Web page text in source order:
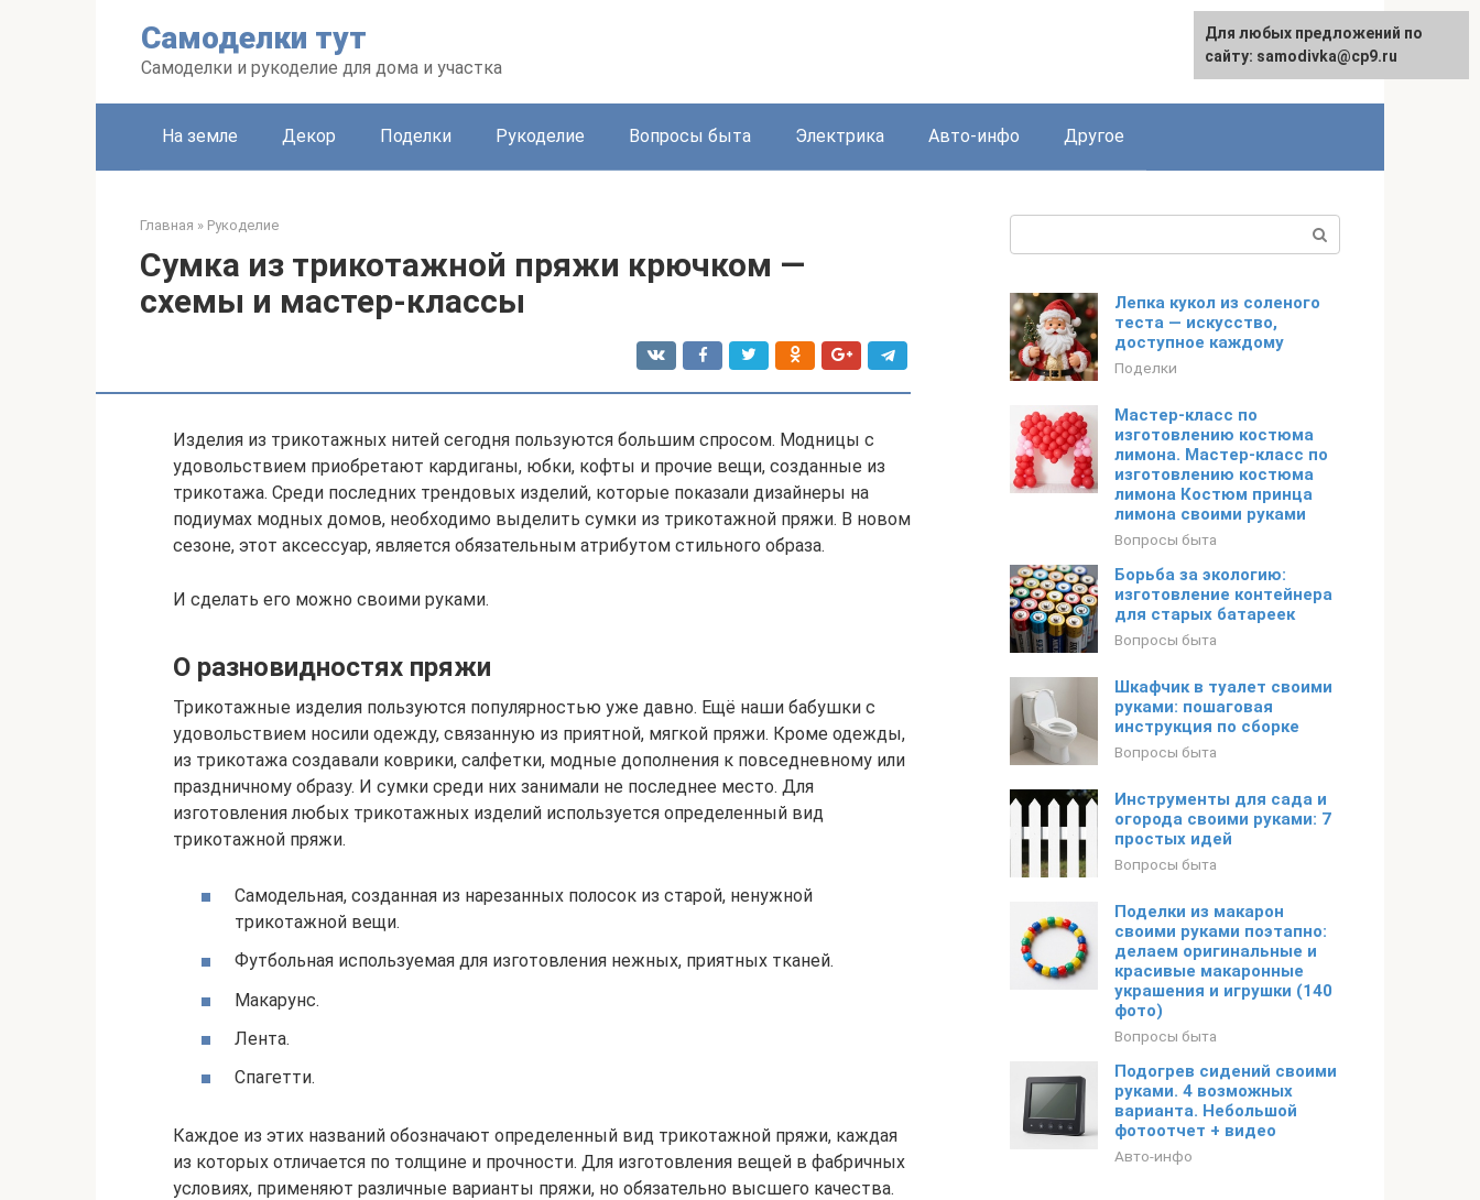
Самоделки тут
Самоделки и рукоделие для дома и участка
English
На земле Декор Поделки Рукоделие Вопросы быта Электрика Авто-инфо Другое
Главная » Рукоделие
Сумка из трикотажной пряжи крючком —
схемы и мастер-классы
Изделия из трикотажных нитей сегодня пользуются большим спросом. Модницы с
удовольствием приобретают кардиганы, юбки, кофты и прочие вещи, созданные из
трикотажа. Среди последних трендовых изделий, которые показали дизайнеры на
подиумах модных домов, необходимо выделить сумки из трикотажной пряжи. В новом
сезоне, этот аксессуар, является обязательным атрибутом стильного образа.
И сделать его можно своими руками.
О разновидностях пряжи
Трикотажные изделия пользуются популярностью уже давно. Ещё наши бабушки с
удовольствием носили одежду, связанную из приятной, мягкой пряжи. Кроме одежды,
из трикотажа создавали коврики, салфетки, модные дополнения к повседневному или
праздничному образу. И сумки среди них занимали не последнее место. Для
изготовления любых трикотажных изделий используется определенный вид
трикотажной пряжи.
Самодельная, созданная из нарезанных полосок из старой, ненужной
трикотажной вещи.
Футбольная используемая для изготовления нежных, приятных тканей.
Макарунс.
Лента.
Спагетти.
Каждое из этих названий обозначают определенный вид трикотажной пряжи, каждая
из которых отличается по толщине и прочности. Для изготовления вещей в фабричных
условиях, применяют различные варианты пряжи, но обязательно высшего качества.
Лепка кукол из соленого
теста — искусство,
доступное каждому
Поделки
Мастер-класс по
изготовлению костюма
лимона. Мастер-класс по
изготовлению костюма
лимона Костюм принца
лимона своими руками
Вопросы быта
Борьба за экологию:
изготовление контейнера
для старых батареек
Вопросы быта
Шкафчик в туалет своими
руками: пошаговая
инструкция по сборке
Вопросы быта
Инструменты для сада и
огорода своими руками: 7
простых идей
Вопросы быта
Поделки из макарон
своими руками поэтапно:
делаем оригинальные и
красивые макаронные
украшения и игрушки (140
фото)
Вопросы быта
Подогрев сидений своими
руками. 4 возможных
варианта. Небольшой
фотоотчет + видео
Авто-инфо
Для любых предложений по
сайту: samodivka@cp9.ru